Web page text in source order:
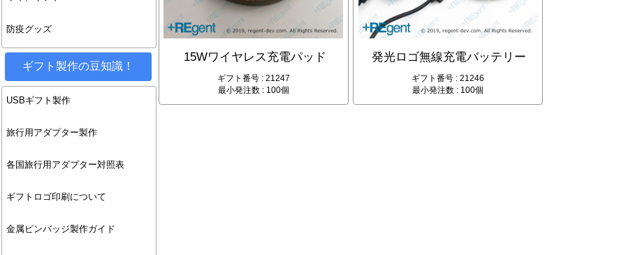
防疫グッズ
ギフト製作の豆知識！
USBギフト製作
旅行用アダプター製作
各国旅行用アダプター対照表
ギフトロゴ印刷について
金属ピンバッジ製作ガイド
15Wワイヤレス充電パッド
ギフト番号 : 21247
最小発注数 : 100個
発光ロゴ無線充電バッテリー
ギフト番号 : 21246
最小発注数 : 100個